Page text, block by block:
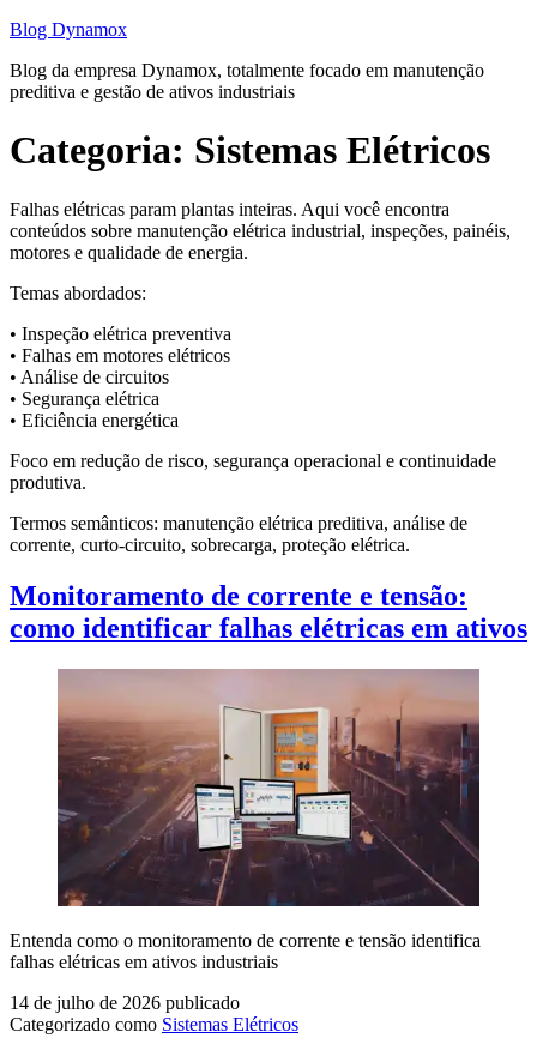
Pular
o
conteúdo
Blog Dynamox
Blog da empresa Dynamox, totalmente focado em manutenção
preditiva e gestão de ativos industriais
Categoria: Sistemas Elétricos
Falhas elétricas param plantas inteiras. Aqui você encontra
conteúdos sobre manutenção elétrica industrial, inspeções, painéis,
motores e qualidade de energia.
Temas abordados:
• Inspeção elétrica preventiva
• Falhas em motores elétricos
• Análise de circuitos
• Segurança elétrica
• Eficiência energética
Foco em redução de risco, segurança operacional e continuidade
produtiva.
Termos semânticos: manutenção elétrica preditiva, análise de
corrente, curto-circuito, sobrecarga, proteção elétrica.
Monitoramento de corrente e tensão:
como identificar falhas elétricas em ativos
Entenda como o monitoramento de corrente e tensão identifica
falhas elétricas em ativos industriais
14 de julho de 2026 publicado
Categorizado como Sistemas Elétricos